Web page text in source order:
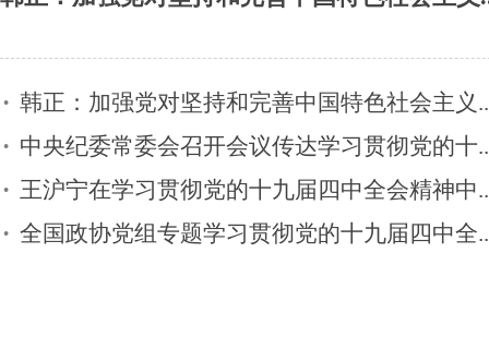
韩正：加强党对坚持和完善中国特色社会主义
中央纪委常委会召开会议传达学习贯彻党的十
王沪宁在学习贯彻党的十九届四中全会精神中
全国政协党组专题学习贯彻党的十九届四中全